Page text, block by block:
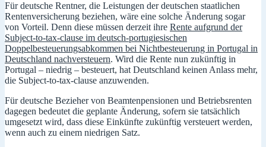
Für deutsche Rentner, die Leistungen der deutschen staatlichen
Rentenversicherung beziehen, wäre eine solche Änderung sogar
von Vorteil. Denn diese müssen derzeit ihre Rente aufgrund der
Subject-to-tax-clause im deutsch-portugiesischen
Doppelbesteuerungsabkommen bei Nichtbesteuerung in Portugal in
Deutschland nachversteuern. Wird die Rente nun zukünftig in
Portugal – niedrig – besteuert, hat Deutschland keinen Anlass mehr,
die Subject-to-tax-clause anzuwenden.
Für deutsche Bezieher von Beamtenpensionen und Betriebsrenten
dagegen bedeutet die geplante Änderung, sofern sie tatsächlich
umgesetzt wird, dass diese Einkünfte zukünftig versteuert werden,
wenn auch zu einem niedrigen Satz.